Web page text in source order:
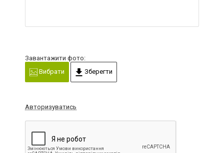
Завантажити фото:
Вибрати
Зберегти
Авторизуватись